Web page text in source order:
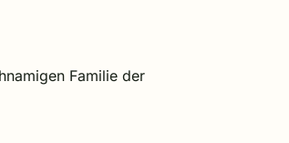
Familie der